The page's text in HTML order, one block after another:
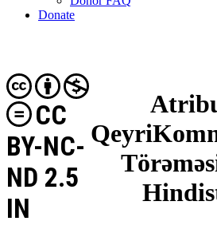
Donate
CC
BY-NC-
ND 2.5
IN